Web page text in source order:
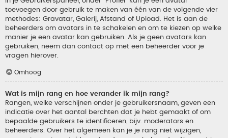
toevoegen door gebruik te maken van één van de volgende vier
methodes: Gravatar, Galerij, Afstand of Upload. Het is aan de
beheerders om avatars in te schakelen en om te kiezen op welke
manier je een avatar kan gebruiken. Als je geen avatars kan
gebruiken, neem dan contact op met een beheerder voor je
vragen hierover.
Omhoog
Wat is mijn rang en hoe verander ik mijn rang?
Rangen, welke verschijnen onder je gebruikersnaam, geven een
indicatie over het aantal berchten dat je hebt gemaakt of om
bepaalde gebruikers te identificeren, bijv. moderators en
beheerders. Over het algemeen kan je je rang niet wijzigen,